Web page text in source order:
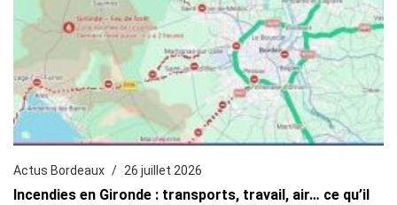
Actus Bordeaux 26 juillet 2026
Incendies en Gironde : transports, travail, air… ce qu’il